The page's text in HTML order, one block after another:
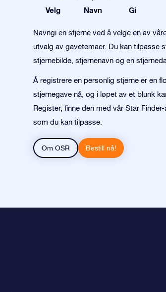
Velg Navn Gi
Navngi en stjerne ved å velge en av
utvalg av gavetemaer. Du kan tilpasse
stjernebilde, stjernenavn og en
Å registrere en personlig stjerne er en
stjernegave nå, og i løpet av et blunk
Register, finne den med vår Star
som du kan tilpasse.
Om OSR Bestill nå!